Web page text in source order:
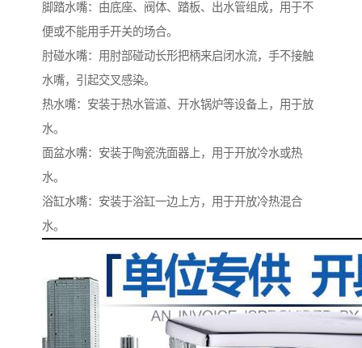
脚踏水嘴：由底座、阀体、踏板、出水管组成，用于不
便或不能用手开关的场合。
肘碰水嘴：用肘部碰动长形把柄来启闭水流，手不接触
水嘴，引起交叉感染。
热水嘴：安装于热水管道、开水锅炉等设备上，用于放
水。
面盆水嘴：安装于陶瓷洗面器上，用于开放冷水或热
水。
浴缸水嘴：安装于浴缸一边上方，用于开放冷热混合
水。